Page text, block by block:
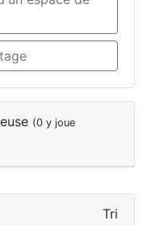
(0 y joue
Tri